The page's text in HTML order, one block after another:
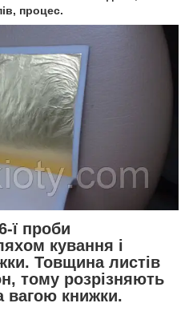
процес.
ї проби
кування і
Товщина листів
тому розрізняють
вагою книжки.